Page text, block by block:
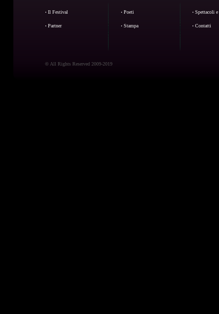
· Il Festival · Poeti · Spettacoli
· Partner · Stampa · Contatti
© All Rights Reserved 2009-2019